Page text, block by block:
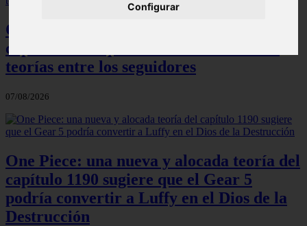
Configurar
One Piece: el increíble detalle del
capítulo 1190 que ha desatado todas las
teorías entre los seguidores
07/08/2026
One Piece: una nueva y alocada teoría del
capítulo 1190 sugiere que el Gear 5
podría convertir a Luffy en el Dios de la
Destrucción